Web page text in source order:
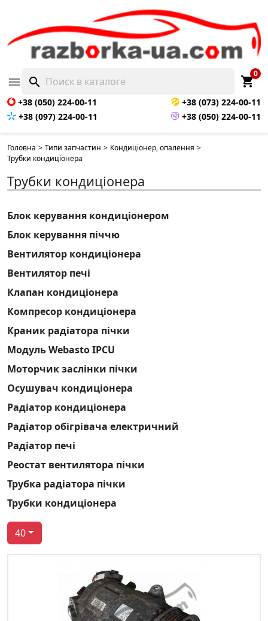
 search shopping_cart
0
+38 (050) 224-00-11
+38 (073) 224-00-11
+38 (097) 224-00-11
+38 (050) 224-00-11
Головна > Типи запчастин > Кондиціонер, опалення >
Трубки кондиціонера
Трубки кондиціонера
Блок керування кондиціонером
Блок керування піччю
Вентилятор кондиціонера
Вентилятор печі
Клапан кондиціонера
Компресор кондиціонера
Краник радіатора пічки
Модуль Webasto IPCU
Моторчик заслінки пічки
Осушувач кондиціонера
Радіатор кондиціонера
Радіатор обігрівача електричний
Радіатор печі
Реостат вентилятора пічки
Трубка радіатора пічки
Трубки кондиціонера
40